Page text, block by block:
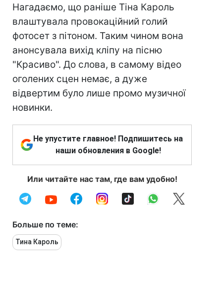
Нагадаємо, що раніше Тіна Кароль
влаштувала провокаційний голий
фотосет з пітоном. Таким чином вона
анонсувала вихід кліпу на пісню
"Красиво". До слова, в самому відео
оголених сцен немає, а дуже
відвертим було лише промо музичної
новинки.
Не упустите главное! Подпишитесь на
наши обновления в Google!
Или читайте нас там, где вам удобно!
Больше по теме:
Тина Кароль